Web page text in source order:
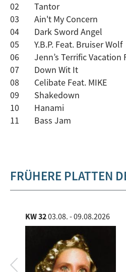
02
Tantor
03
Ain't My Concern
04
Dark Sword Angel
05
Y.B.P. Feat. Bruiser Wolf
06
Jenn’s Terrific Vacation
07
Down Wit It
08
Celibate Feat. MIKE
09
Shakedown
10
Hanami
11
Bass Jam
FRÜHERE PLATTEN
KW 3203.08. - 09.08.2026